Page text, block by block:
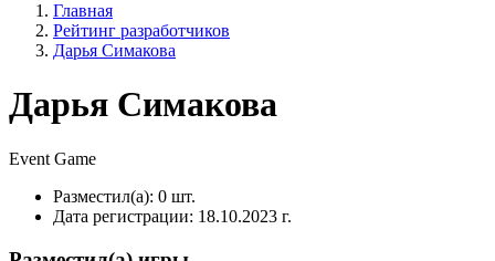
Главная
Рейтинг разработчиков
Дарья Симакова
Дарья Симакова
Event Game
Разместил(а): 0 шт.
Дата регистрации: 18.10.2023 г.